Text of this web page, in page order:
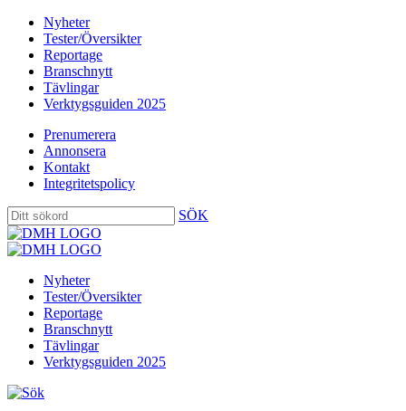
Nyheter
Tester/Översikter
Reportage
Branschnytt
Tävlingar
Verktygsguiden 2025
Prenumerera
Annonsera
Kontakt
Integritetspolicy
SÖK
Nyheter
Tester/Översikter
Reportage
Branschnytt
Tävlingar
Verktygsguiden 2025